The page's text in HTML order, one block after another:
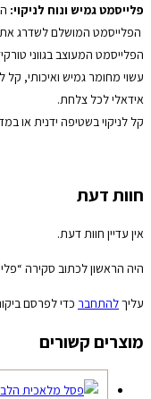
פלייסמט גמיש ונוח לניקוי:
הפלייסמט המושלם לשדרג
הפלייסמט המעוצב בגווני
אידאלי לכל צלחת.
קל לניקוי בשטיפה ידנית או
חוות דעת
אין עדיין חוות דעת.
היה הראשון לכתוב סקירה
עליךלהתחבר כדי לפרסם
מוצרים קשורים